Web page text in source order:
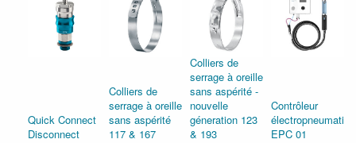
Quick Connect
Disconnect
Colliers de
serrage à oreille
sans aspérité
117 & 167
Colliers de
serrage à oreille
sans aspérité -
nouvelle
géneration 123
& 193
Contrôleur
EPC 01